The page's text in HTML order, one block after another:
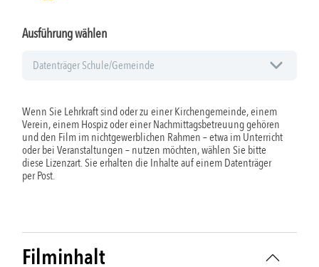
Ausführung wählen
Wenn Sie Lehrkraft sind oder zu einer Kirchengemeinde, einem
Verein, einem Hospiz oder einer Nachmittagsbetreuung gehören
und den Film im nichtgewerblichen Rahmen – etwa im Unterricht
oder bei Veranstaltungen – nutzen möchten, wählen Sie bitte
diese Lizenzart. Sie erhalten die Inhalte auf einem Datenträger
per Post.
Filminhalt